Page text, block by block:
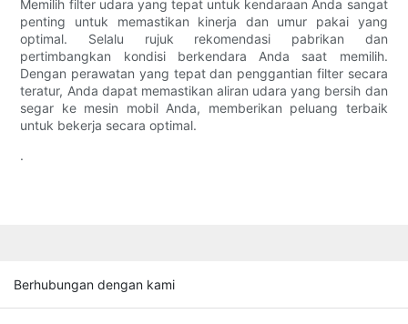
Memilih filter udara yang tepat untuk kendaraan Anda sangat
penting untuk memastikan kinerja dan umur pakai yang
optimal. Selalu rujuk rekomendasi pabrikan dan
pertimbangkan kondisi berkendara Anda saat memilih.
Dengan perawatan yang tepat dan penggantian filter secara
teratur, Anda dapat memastikan aliran udara yang bersih dan
segar ke mesin mobil Anda, memberikan peluang terbaik
untuk bekerja secara optimal.
.
Berhubungan dengan kami